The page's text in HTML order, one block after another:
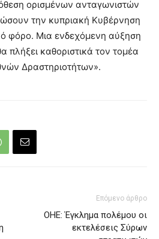
ορισμένων ανταγωνιστών
την κυπριακή Κυβέρνηση
φόρο. Μια ενδεχόμενη αύξηση
πλήξει καθοριστικά τον τομέα
Δραστηριοτήτων».
Επόμενο άρθρο
ΟΗΕ: Έγκλημα πολέμου οι
εκτελέσεις Σύρων